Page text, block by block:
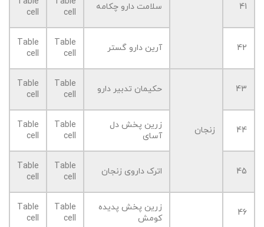
41 سلامت دارو چکامه
cell
cell
42 آرین دارو گستر
Table
cell
Table
cell
43
زنجان
حکیمان تدبیر دارو
Table
cell
Table
cell
44
زرین پخش دل
آسای
Table
cell
Table
cell
45 اترک داروی زنجان
Table
cell
Table
cell
46
زرین پخش پدیده
کومش
Table
cell
Table
cell